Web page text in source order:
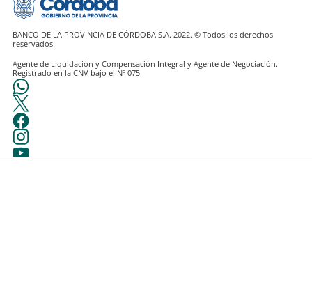
BANCO DE LA PROVINCIA DE CÓRDOBA S.A. 2022. © Todos los derechos
Agente de Liquidación y Compensación Integral y Agente de Negociación.
Registrado en la CNV bajo el Nº 075